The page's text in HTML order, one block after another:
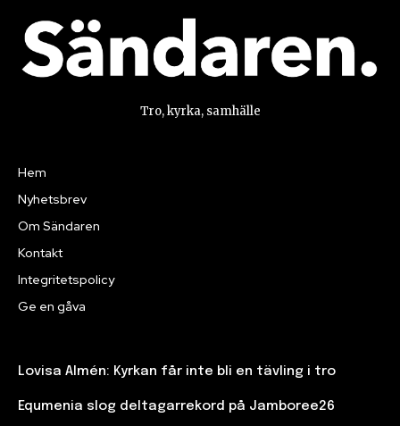
Jag godkänner integritetspolicyn
Tro, kyrka, samhälle
Hem
Nyhetsbrev
Om Sändaren
Kontakt
Integritetspolicy
Ge en gåva
Lovisa Almén: Kyrkan får inte bli en tävling i tro
Equmenia slog deltagarrekord på Jamboree26